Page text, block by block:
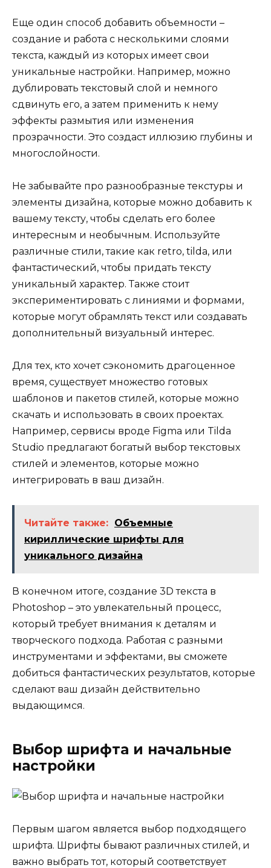
Еще один способ добавить объемности –
создание и работа с несколькими слоями
текста, каждый из которых имеет свои
уникальные настройки. Например, можно
дублировать текстовый слой и немного
сдвинуть его, а затем применить к нему
эффекты размытия или изменения
прозрачности. Это создаст иллюзию глубины и
многослойности.
Не забывайте про разнообразные текстуры и
элементы дизайна, которые можно добавить к
вашему тексту, чтобы сделать его более
интересным и необычным. Используйте
различные стили, такие как retro, tilda, или
фантастический, чтобы придать тексту
уникальный характер. Также стоит
экспериментировать с линиями и формами,
которые могут обрамлять текст или создавать
дополнительный визуальный интерес.
Для тех, кто хочет сэкономить драгоценное
время, существует множество готовых
шаблонов и пакетов стилей, которые можно
скачать и использовать в своих проектах.
Например, сервисы вроде Figma или Tilda
Studio предлагают богатый выбор текстовых
стилей и элементов, которые можно
интегрировать в ваш дизайн.
Читайте также: Объемные
кириллические шрифты для
уникального дизайна
В конечном итоге, создание 3D текста в
Photoshop – это увлекательный процесс,
который требует внимания к деталям и
творческого подхода. Работая с разными
инструментами и эффектами, вы сможете
добиться фантастических результатов, которые
сделают ваш дизайн действительно
выдающимся.
Выбор шрифта и начальные
настройки
Первым шагом является выбор подходящего
шрифта. Шрифты бывают различных стилей, и
важно выбрать тот, который соответствует